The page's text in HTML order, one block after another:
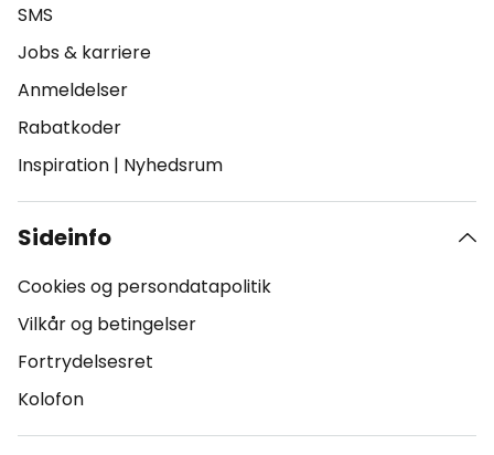
SMS
Jobs & karriere
Anmeldelser
Rabatkoder
Inspiration | Nyhedsrum
Sideinfo
Cookies og persondatapolitik
Vilkår og betingelser
Fortrydelsesret
Kolofon